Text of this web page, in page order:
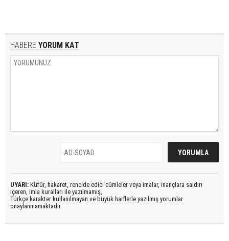
HABERE YORUM KAT
UYARI: Küfür, hakaret, rencide edici cümleler veya imalar, inançlara saldırı
içeren, imla kuralları ile yazılmamış,
Türkçe karakter kullanılmayan ve büyük harflerle yazılmış yorumlar
onaylanmamaktadır.